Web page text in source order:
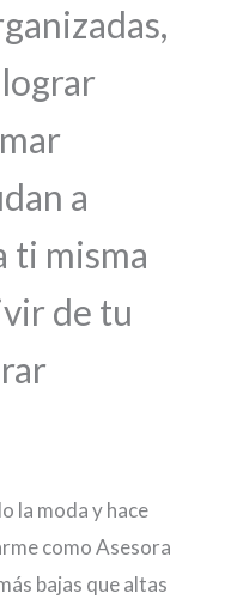
a
ti misma
de tu
la moda y hace
como Asesora
bajas que altas